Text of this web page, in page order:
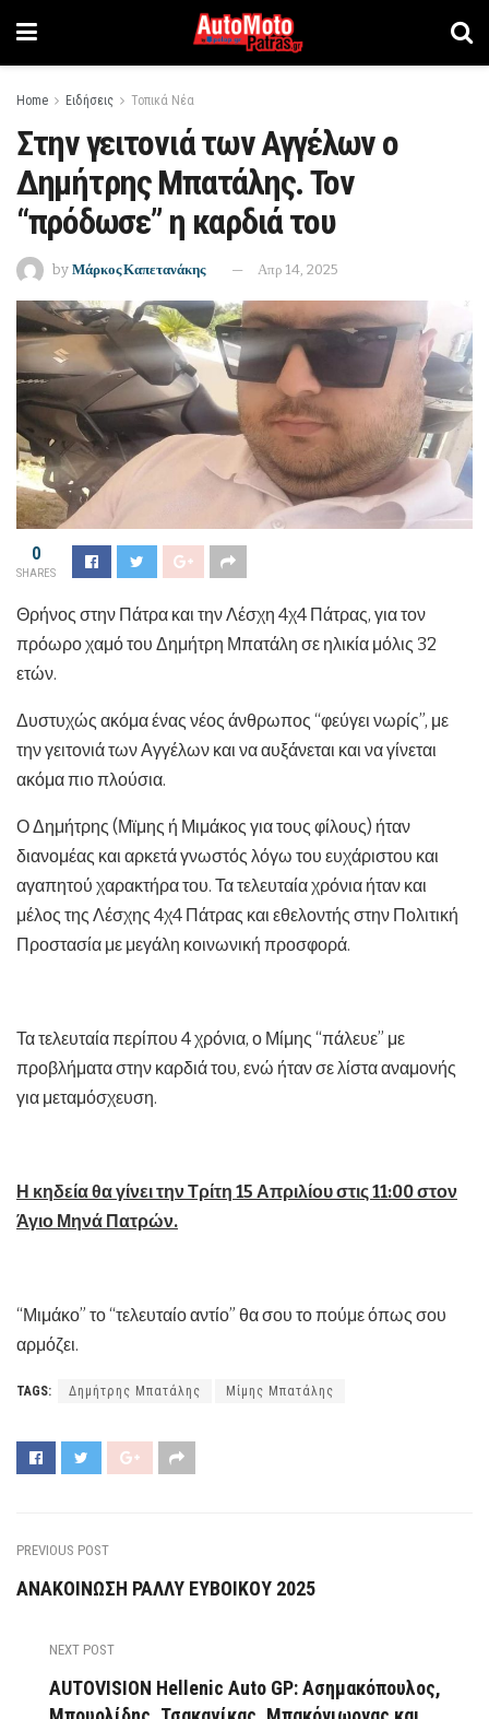
Home Ειδήσεις Τοπικά Νέα
Στην γειτονιά των Αγγέλων ο
Δημήτρης Μπατάλης. Τον
“πρόδωσε” η καρδιά του
by Μάρκος Καπετανάκης Απρ 14, 2025
0
SHARES
Θρήνος στην Πάτρα και την Λέσχη 4χ4 Πάτρας, για τον
πρόωρο χαμό του Δημήτρη Μπατάλη σε ηλικία μόλις 32
ετών.
Δυστυχώς ακόμα ένας νέος άνθρωπος “φεύγει νωρίς”, με
την γειτονιά των Αγγέλων και να αυξάνεται και να γίνεται
ακόμα πιο πλούσια.
Ο Δημήτρης (Μϊμης ή Μιμάκος για τους φίλους) ήταν
διανομέας και αρκετά γνωστός λόγω του ευχάριστου και
αγαπητού χαρακτήρα του. Τα τελευταία χρόνια ήταν και
μέλος της Λέσχης 4χ4 Πάτρας και εθελοντής στην Πολιτική
Προστασία με μεγάλη κοινωνική προσφορά.
Τα τελευταία περίπου 4 χρόνια, ο Μίμης “πάλευε” με
προβλήματα στην καρδιά του, ενώ ήταν σε λίστα αναμονής
για μεταμόσχευση.
Η κηδεία θα γίνει την Τρίτη 15 Απριλίου στις 11:00 στον
Άγιο Μηνά Πατρών.
“Μιμάκο” το “τελευταίο αντίο” θα σου το πούμε όπως σου
αρμόζει.
TAGS: Δημήτρης Μπατάλης Μίμης Μπατάλης
PREVIOUS POST
ΑΝΑΚΟΙΝΩΣΗ ΡΑΛΛΥ ΕΥΒΟΙΚΟΥ 2025
NEXT POST
AUTOVISION Hellenic Auto GP: Ασημακόπουλος,